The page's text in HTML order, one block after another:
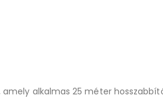
alkalmas 25 méter